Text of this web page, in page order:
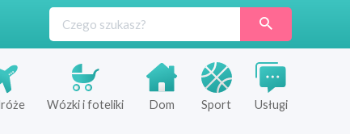
Wózki i foteliki Dom Sport Usługi